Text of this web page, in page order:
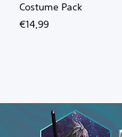
Costume Pack
€14,99